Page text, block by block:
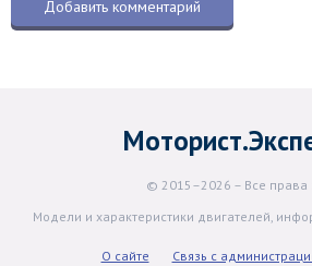
© 2015–2026 – Все
Модели и характеристики двигателей,
О сайте Связь с